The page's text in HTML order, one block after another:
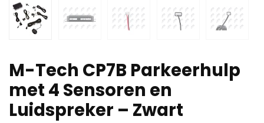
M-Tech CP7B Parkeerhulp
met 4 Sensoren en
Luidspreker – Zwart